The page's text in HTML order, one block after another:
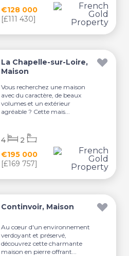
€128 000
[£111 430]
La Chapelle-sur-Loire,
Maison
Vous recherchez une maison
avec du caractère, de beaux
volumes et un extérieur
agréable ? Cette mais...
€195 000
[£169 757]
4 2
Continvoir, Maison
Au cœur d'un environnement
verdoyant et préservé,
découvrez cette charmante
maison en pierre offrant...